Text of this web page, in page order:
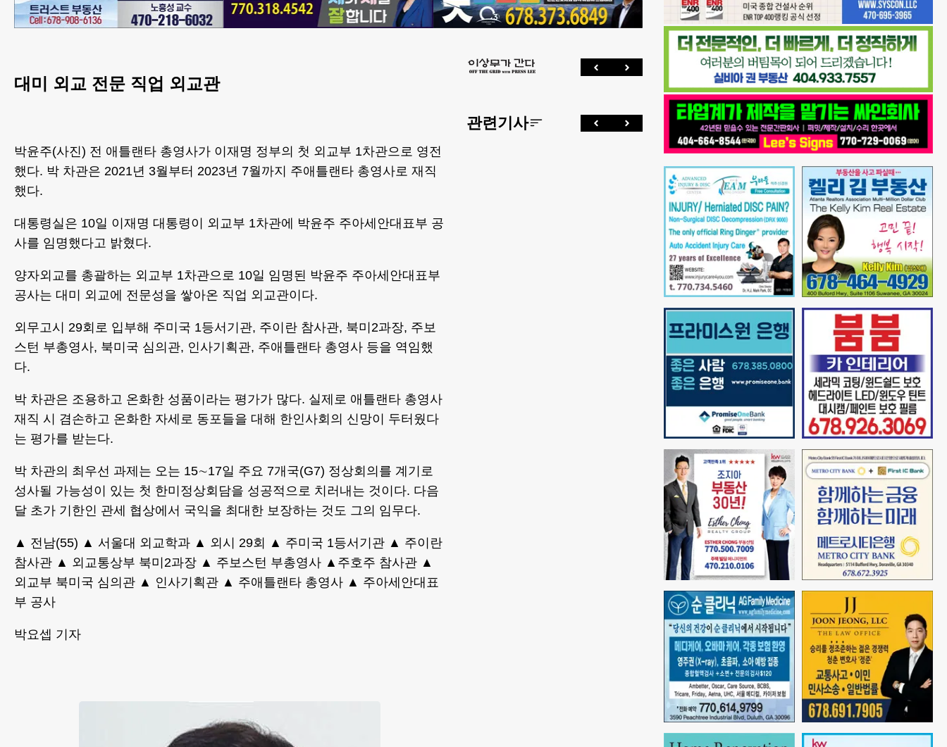
대미 외교 전문 직업 외교관
박윤주(사진) 전 애틀랜타 총영사가 이재명 정부의 첫 외교부 1차관으로 영전
했다. 박 차관은 2021년 3월부터 2023년 7월까지 주애틀랜타 총영사로 재직
했다.
대통령실은 10일 이재명 대통령이 외교부 1차관에 박윤주 주아세안대표부 공
사를 임명했다고 밝혔다.
양자외교를 총괄하는 외교부 1차관으로 10일 임명된 박윤주 주아세안대표부
공사는 대미 외교에 전문성을 쌓아온 직업 외교관이다.
외무고시 29회로 입부해 주미국 1등서기관, 주이란 참사관, 북미2과장, 주보
스턴 부총영사, 북미국 심의관, 인사기획관, 주애틀랜타 총영사 등을 역임했
다.
박 차관은 조용하고 온화한 성품이라는 평가가 많다. 실제로 애틀랜타 총영사
재직 시 겸손하고 온화한 자세로 동포들을 대해 한인사회의 신망이 두터웠다
는 평가를 받는다.
박 차관의 최우선 과제는 오는 15∼17일 주요 7개국(G7) 정상회의를 계기로
성사될 가능성이 있는 첫 한미정상회담을 성공적으로 치러내는 것이다. 다음
달 초가 기한인 관세 협상에서 국익을 최대한 보장하는 것도 그의 임무다.
▲ 전남(55) ▲ 서울대 외교학과 ▲ 외시 29회 ▲ 주미국 1등서기관 ▲ 주이란
참사관 ▲ 외교통상부 북미2과장 ▲ 주보스턴 부총영사 ▲주호주 참사관 ▲
외교부 북미국 심의관 ▲ 인사기획관 ▲ 주애틀랜타 총영사 ▲ 주아세안대표
부 공사
박요셉 기자
관련기사